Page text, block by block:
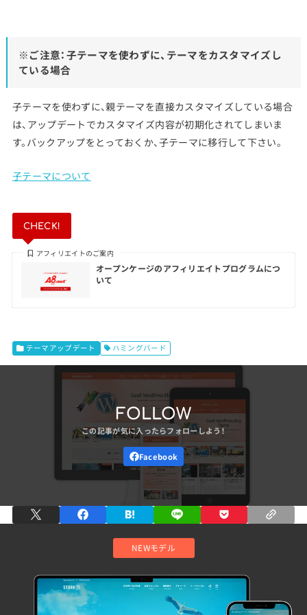
※ご注意：子テーマを使わずに、テーマをカスタマイズし
ている場合
子テーマを使わずに、親テーマを直接カスタマイズしている場合
は、アップデートでカスタマイズ内容が初期化されてしまいま
す。バックアップをとっておくか、子テーマに移行して下さい。
子テーマについて
CHECK!
オープンケージのアフィリエイトプログラムにつ
いて
アフィリエイトのご案内
テーマアップデート ハミングバード
FOLLOW
NEWモデル